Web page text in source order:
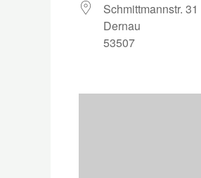
Schmittmannstr. 31
Dernau
53507